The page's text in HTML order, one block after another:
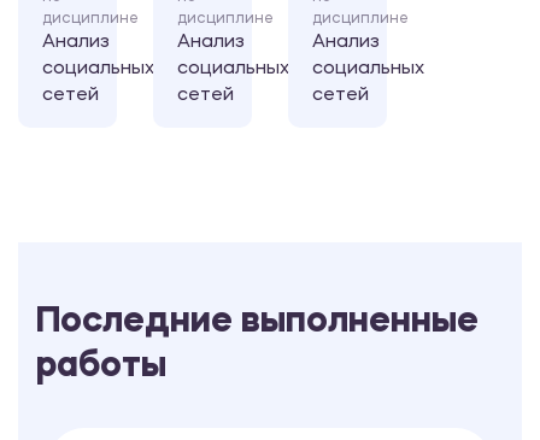
дисциплине
Анализ
социальных
сетей
дисциплине
Анализ
социальных
сетей
дисциплине
Анализ
социальных
сетей
Последние выполненные
работы